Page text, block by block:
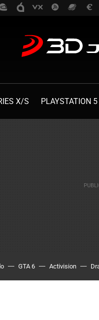
X/S PLAYSTATION 5
GTA 6 Activision